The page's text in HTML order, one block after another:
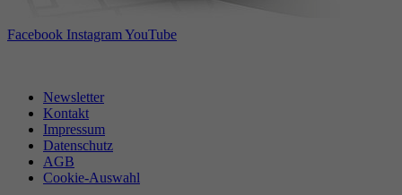
Facebook InstagramYouTube
Newsletter
Kontakt
Impressum
Datenschutz
AGB
Cookie-Auswahl